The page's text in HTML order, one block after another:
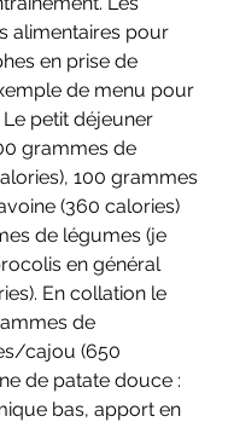
alimentaires pour
en prise de
de menu pour
petit déjeuner
grammes de
100 grammes
(360 calories)
de légumes (je
en général
En collation le
de
cajou (650
de patate douce :
bas, apport en